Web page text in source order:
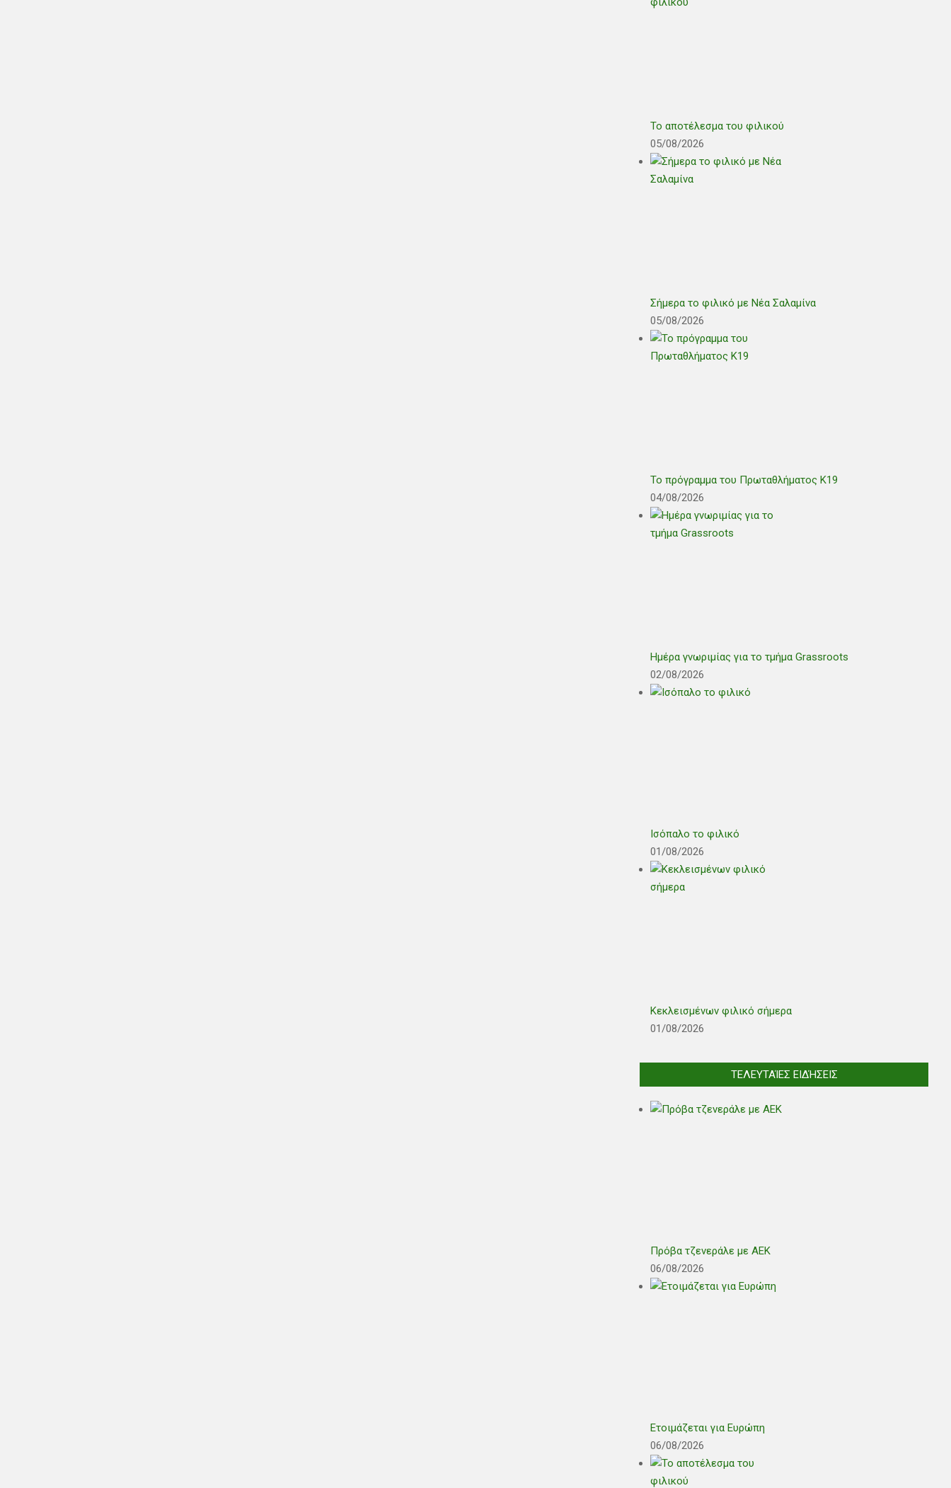
Το αποτέλεσμα του φιλικού
05/08/2026
Σήμερα το φιλικό με Νέα Σαλαμίνα
05/08/2026
Το πρόγραμμα του Πρωταθλήματος Κ19
04/08/2026
Ημέρα γνωριμίας για το τμήμα Grassroots
02/08/2026
Ισόπαλο το φιλικό
01/08/2026
Κεκλεισμένων φιλικό σήμερα
01/08/2026
ΤΕΛΕΥΤΑΊΕΣ ΕΙΔΉΣΕΙΣ
Πρόβα τζενεράλε με ΑΕΚ
06/08/2026
Ετοιμάζεται για Ευρώπη
06/08/2026